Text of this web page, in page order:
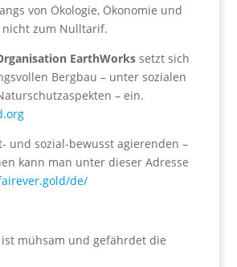
von Ökologie, Ökonomie und
nicht zum Nulltarif.
EarthWorks setzt sich
Bergbau – unter sozialen
– ein.
und sozial-bewusst agierenden –
kann man unter dieser Adresse
de/
mühsam und gefährdet die